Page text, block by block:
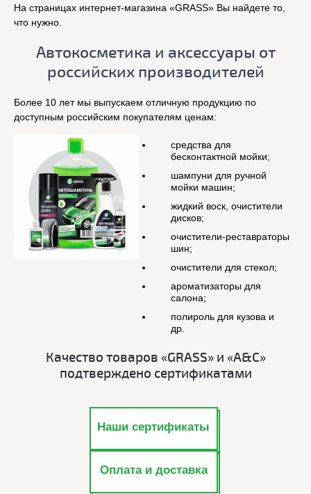
На страницах интернет-магазина «GRASS» Вы найдете то,
что нужно.
Автокосметика и аксессуары от
российских производителей
Более 10 лет мы выпускаем отличную продукцию по
доступным российским покупателям ценам:
средства для
бесконтактной мойки;
шампуни для ручной
мойки машин;
жидкий воск, очистители
дисков;
очистители-реставраторы
шин;
очистители для стекол;
ароматизаторы для
салона;
полироль для кузова и
др.
Качество товаров «GRASS» и «A&C»
подтверждено сертификатами
Наши сертификаты
Оплата и доставка